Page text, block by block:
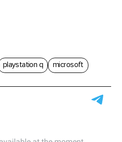
playstation q microsoft